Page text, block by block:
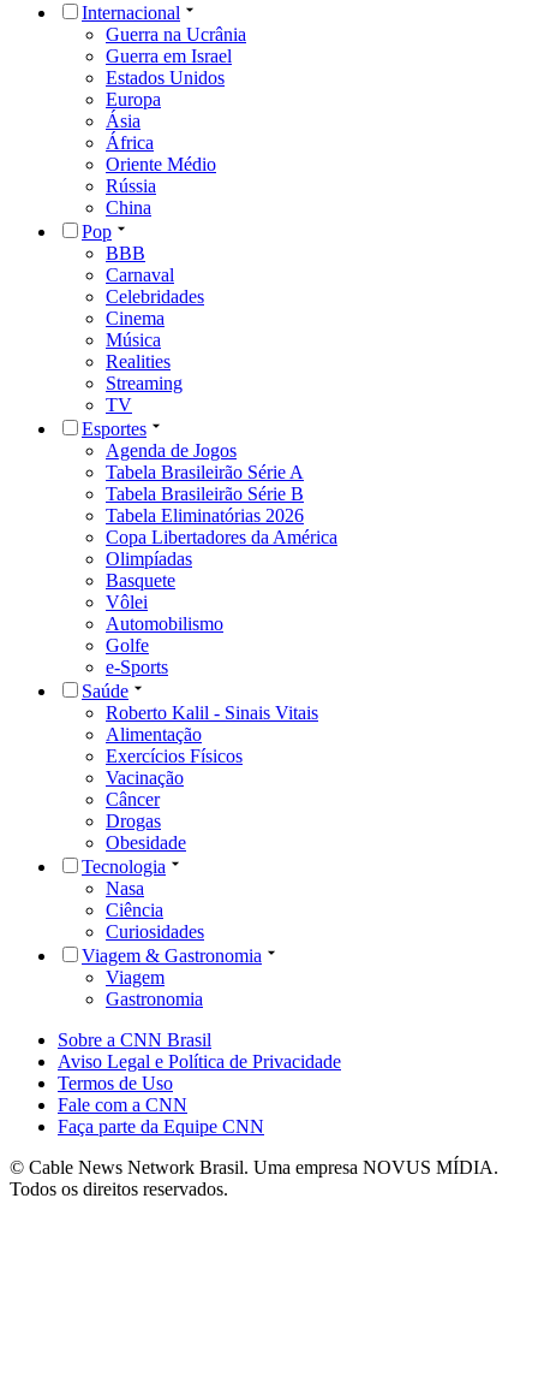
Internacional
Guerra na Ucrânia
Guerra em Israel
Estados Unidos
Europa
Ásia
África
Oriente Médio
Rússia
China
Pop
BBB
Carnaval
Celebridades
Cinema
Música
Realities
Streaming
TV
Esportes
Agenda de Jogos
Tabela Brasileirão Série A
Tabela Brasileirão Série B
Tabela Eliminatórias 2026
Copa Libertadores da América
Olimpíadas
Basquete
Vôlei
Automobilismo
Golfe
e-Sports
Saúde
Roberto Kalil - Sinais Vitais
Alimentação
Exercícios Físicos
Vacinação
Câncer
Drogas
Obesidade
Tecnologia
Nasa
Ciência
Curiosidades
Viagem & Gastronomia
Viagem
Gastronomia
Sobre a CNN Brasil
Aviso Legal e Política de Privacidade
Termos de Uso
Fale com a CNN
Faça parte da Equipe CNN
© Cable News Network Brasil. Uma empresa NOVUS MÍDIA.
Todos os direitos reservados.